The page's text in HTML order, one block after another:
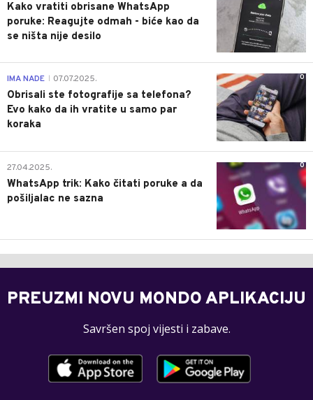
Kako vratiti obrisane WhatsApp
poruke: Reagujte odmah - biće kao da
se ništa nije desilo
0
IMA NADE 07.07.2025.
Obrisali ste fotografije sa telefona?
Evo kako da ih vratite u samo par
koraka
0
27.04.2025.
WhatsApp trik: Kako čitati poruke a da
pošiljalac ne sazna
PREUZMI NOVU MONDO APLIKACIJU
Savršen spoj vijesti i zabave.